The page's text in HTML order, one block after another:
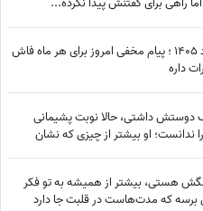
گردونه شانس امروز 9 مرداد 1405 ؛ پیام مخفی امروز برای هر ماه فاش
داره
دوستش داشتی، حالا نوبت پشیمانی
او بیشتر از چیزی که نشان
هستی، بیشتر از همیشه به تو فکر
که مدت‌هاست در قلبت جا دارد